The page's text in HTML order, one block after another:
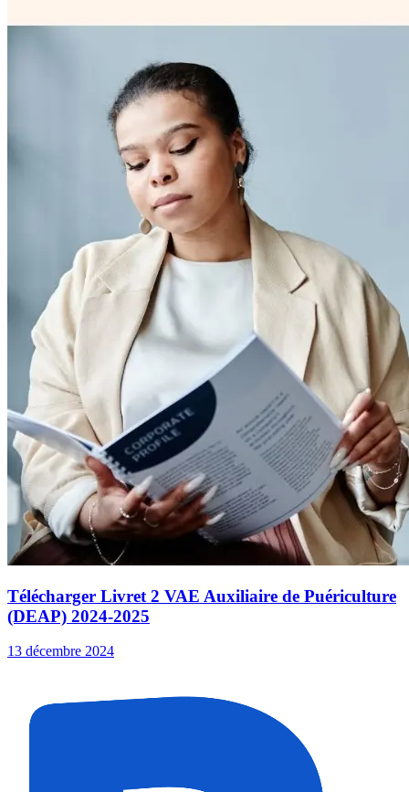
Télécharger Livret 2 VAE Auxiliaire de Puériculture
(DEAP) 2024-2025
13 décembre 2024